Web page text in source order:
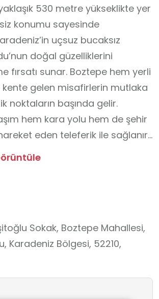
530 metre yükseklikte yer
konumu sayesinde
uçsuz bucaksız
doğal güzelliklerini
fırsatı sunar. Boztepe hem yerli
kente gelen misafirlerin mutlaka
noktaların başında gelir.
hem kara yolu hem de şehir
eden teleferik ile sağlanır.
yolculuğu, Ordu şehir
tarafından büyük ilgi
restoranlarda oturup
keyifli vakit geçirebilir. Bölge,
değil sunduğu
plana çıkar. Özellikle yamaç
en popüler
Sokak, Boztepe Mahallesi,
Karadeniz Bölgesi, 52210,